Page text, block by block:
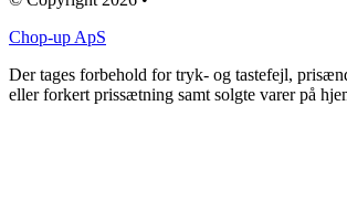
Chop-up ApS
Der tages forbehold for tryk- og tastefejl,
eller forkert prissætning samt solgte varer på